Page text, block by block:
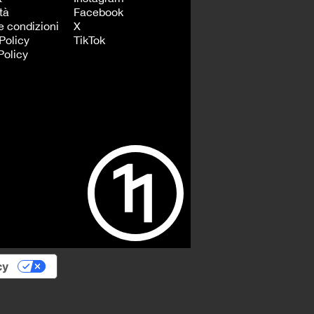
condizioni
Facebook
X
TikTok